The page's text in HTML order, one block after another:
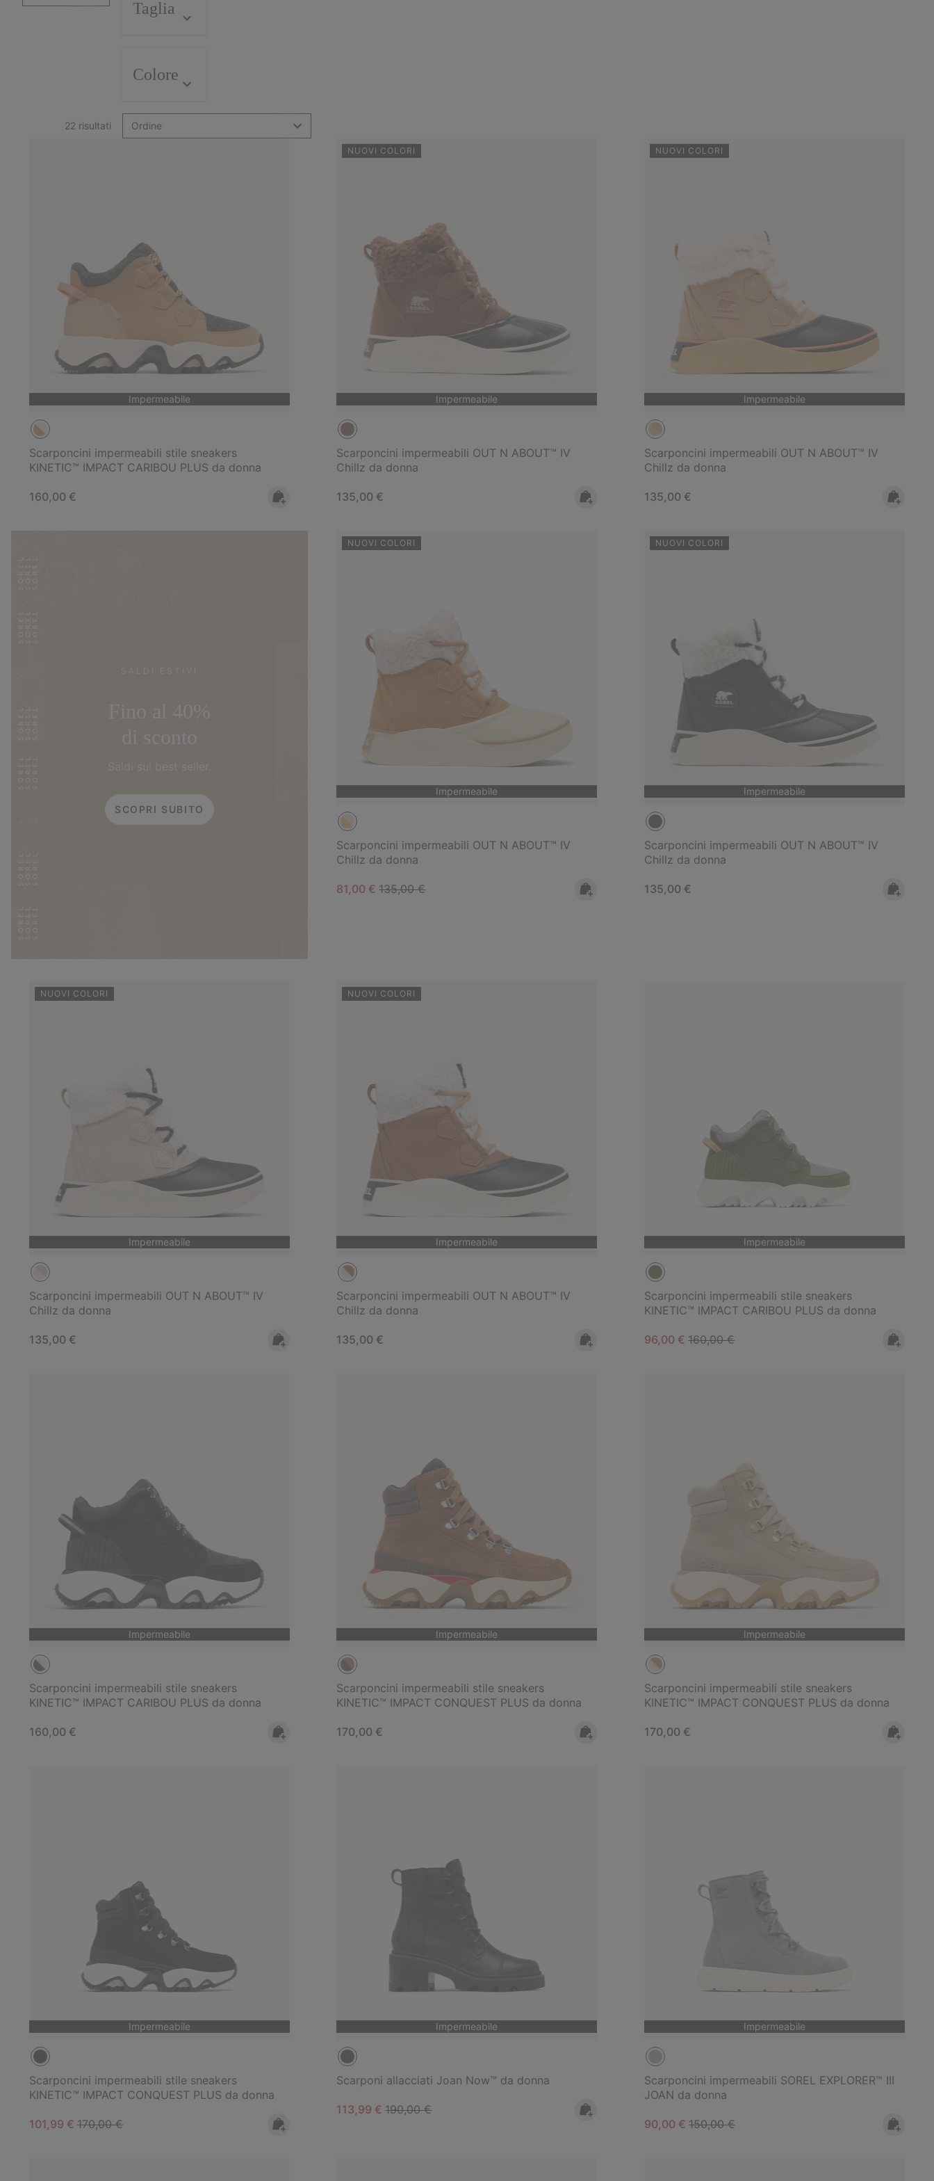
Taglia
Colore
22 risultati Ordine
Impermeabile
Scarponcini impermeabili stile sneakers
KINETIC™ IMPACT CARIBOU PLUS da donna
Regular price:
160,00 €
NUOVI COLORI
Impermeabile
Scarponcini impermeabili OUT N ABOUT™ IV
Chillz da donna
Regular price:
135,00 €
NUOVI COLORI
Impermeabile
Scarponcini impermeabili OUT N ABOUT™ IV
Chillz da donna
Regular price:
135,00 €
SCOPRI SUBITO
NUOVI COLORI
Impermeabile
Scarponcini impermeabili OUT N ABOUT™ IV
Chillz da donna
Sale price:
81,00 €Regular price:
135,00 €
NUOVI COLORI
Impermeabile
Scarponcini impermeabili OUT N ABOUT™ IV
Chillz da donna
Regular price:
135,00 €
NUOVI COLORI
Impermeabile
Scarponcini impermeabili OUT N ABOUT™ IV
Chillz da donna
Regular price:
135,00 €
NUOVI COLORI
Impermeabile
Scarponcini impermeabili OUT N ABOUT™ IV
Chillz da donna
Regular price:
135,00 €
Impermeabile
Scarponcini impermeabili stile sneakers
KINETIC™ IMPACT CARIBOU PLUS da donna
Sale price:
96,00 €Regular price:
160,00 €
Impermeabile
Scarponcini impermeabili stile sneakers
KINETIC™ IMPACT CARIBOU PLUS da donna
Regular price:
160,00 €
Impermeabile
Scarponcini impermeabili stile sneakers
KINETIC™ IMPACT CONQUEST PLUS da donna
Regular price:
170,00 €
Impermeabile
Scarponcini impermeabili stile sneakers
KINETIC™ IMPACT CONQUEST PLUS da donna
Regular price:
170,00 €
Impermeabile
Scarponcini impermeabili stile sneakers
KINETIC™ IMPACT CONQUEST PLUS da donna
Sale price:
101,99 € Regular price:
170,00 €
Impermeabile
Scarponi allacciati Joan Now™ da donna
Sale price:
113,99 €Regular price:
190,00 €
Impermeabile
Scarponcini impermeabili SOREL EXPLORER™ III
JOAN da donna
Sale price:
90,00 €Regular price:
150,00 €